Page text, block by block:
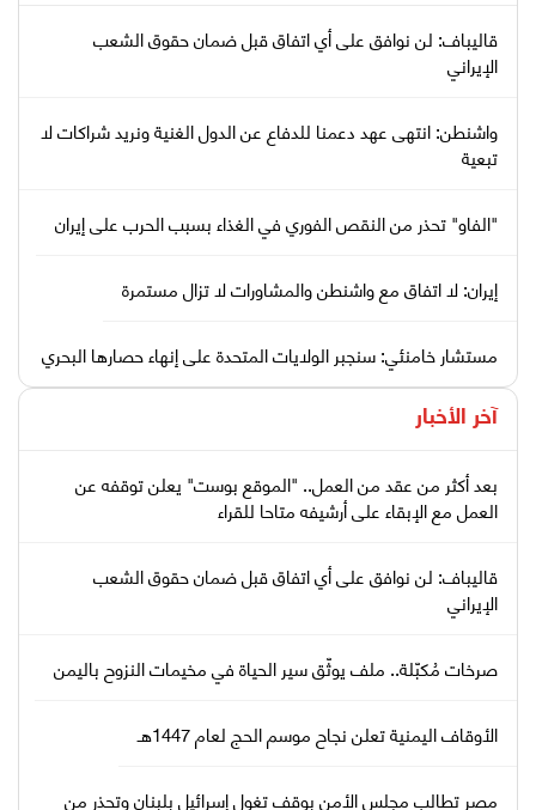
قاليباف: لن نوافق على أي اتفاق قبل ضمان حقوق الشعب
الإيراني
واشنطن: انتهى عهد دعمنا للدفاع عن الدول الغنية ونريد شراكات لا
تبعية
"الفاو" تحذر من النقص الفوري في الغذاء بسبب الحرب على إيران
إيران: لا اتفاق مع واشنطن والمشاورات لا تزال مستمرة
مستشار خامنئي: سنجبر الولايات المتحدة على إنهاء حصارها البحري
آخر الأخبار
بعد أكثر من عقد من العمل.. "الموقع بوست" يعلن توقفه عن
العمل مع الإبقاء على أرشيفه متاحا للقراء
قاليباف: لن نوافق على أي اتفاق قبل ضمان حقوق الشعب
الإيراني
صرخات مُكبّلة.. ملف يوثّق سير الحياة في مخيمات النزوح باليمن
الأوقاف اليمنية تعلن نجاح موسم الحج لعام 1447هـ
مصر تطالب مجلس الأمن بوقف تغول إسرائيل بلبنان وتحذر من